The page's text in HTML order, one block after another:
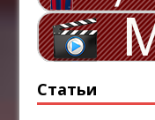
Статьи